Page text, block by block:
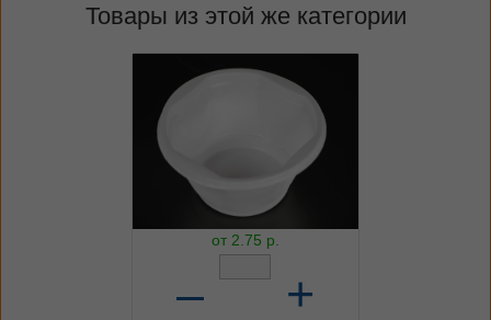
Товары из этой же категории
от 2.75 р.
– +